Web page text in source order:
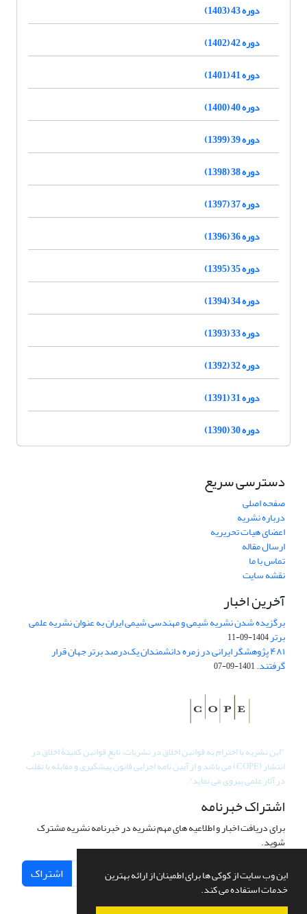
این وب سایت از کوکی ها برای اطمینان از ارائه بهترین
خدمات استفاده می کند.
دوره 43 (1403)
دوره 42 (1402)
دوره 41 (1401)
دوره 40 (1400)
دوره 39 (1399)
دوره 38 (1398)
دوره 37 (1397)
دوره 36 (1396)
دوره 35 (1395)
دوره 34 (1394)
دوره 33 (1393)
دوره 32 (1392)
دوره 31 (1391)
دوره 30 (1390)
دسترسی سریع
صفحه اصلی
درباره نشریه
اعضای هیات تحریریه
ارسال مقاله
تماس با ما
نقشه سایت
آخرین اخبار
برگزیده شدن نشریه شیمی و مهندسی شیمی ایران به عنوان نشریه علمی
برتر1404-09-11
۴۸۱ پژوهشگر ایرانی در زمره دانشمندان یک‌درصد برتر جهان قرار
گرفتند.1401-09-07
"این نشریه با احترام به قوانین اخلاق در نشریات، تابع قوانین کمیتۀ اخلاق در
انتشار (COPE) می باشد و از آیین نامه اجرایی قانون پیشگیری و مقابله با تقلب
در آثار علمی پیروی می نماید".
اشتراک خبرنامه
برای دریافت اخبار و اطلاعیه های مهم نشریه در خبرنامه نشریه مشترک
شوید.
اشتراک